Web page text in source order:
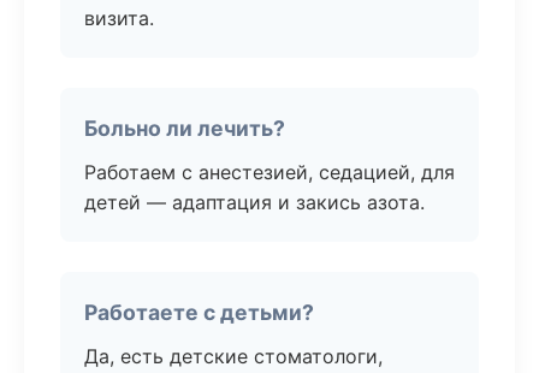
визита.
Больно ли лечить?
Работаем с анестезией, седацией, для
детей — адаптация и закись азота.
Работаете с детьми?
Да, есть детские стоматологи,